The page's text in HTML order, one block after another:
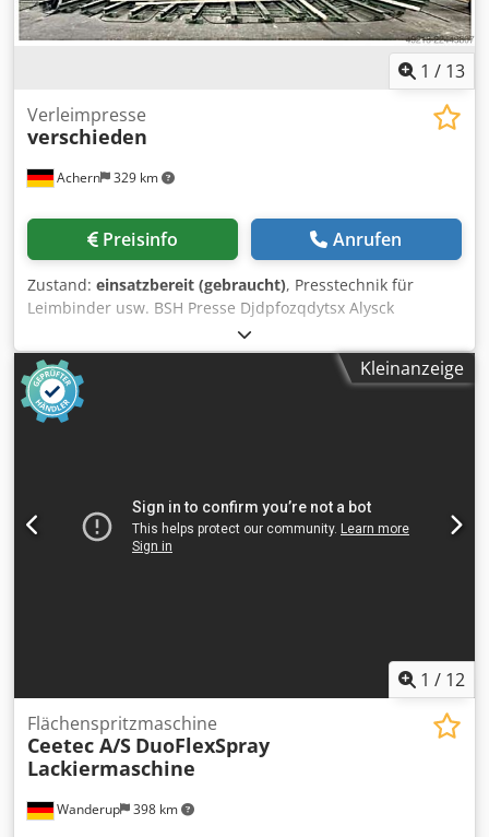
1 / 13
Achern 329 km
Verleimpresse
verschieden
Preisinfo Anrufen
Zustand: einsatzbereit (gebraucht), Presstechnik für
Leimbinder usw. BSH Presse Djdpfozqdytsx Alysck
Brettschichtholz Presse Leimholz Presse
Kleinanzeige
1 / 12
Wanderup 398 km
Flächenspritzmaschine
Ceetec A/S DuoFlexSpray
Lackiermaschine